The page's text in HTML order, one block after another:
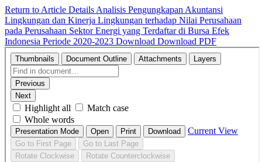
Return to Article Details Analisis Pengungkapan Akuntansi
Lingkungan dan Kinerja Lingkungan terhadap Nilai Perusahaan
pada Perusahaan Sektor Energi yang Terdaftar di Bursa Efek
Indonesia Periode 2020-2023 Download Download PDF